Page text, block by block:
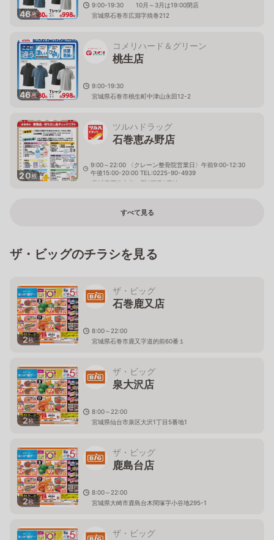
46枚
9:00-19:30 10月～3月は19:00閉店
宮城県石巻市広淵字焼巻212
46枚
コメリハード＆グリーン
桃生店
9:00-19:30
宮城県石巻市桃生町中津山永田12-2
20枚
ツルハドラッグ
石巻恵み野店
9:00～22:00 〈クレーン整骨院営業日〉午前9:00-12:30
午後15:00-20:00 TEL:0225-90-4939
宮城県石巻市恵み野3丁目2番地１４
すべて見る
ザ・ビッグのチラシを見る
2枚
ザ・ビッグ
石巻鹿又店
8:00～22:00
宮城県石巻市鹿又字道的前60番１
2枚
ザ・ビッグ
泉大沢店
8:00～22:00
宮城県仙台市泉区大沢1丁目5番地1
2枚
ザ・ビッグ
鹿島台店
8:00～22:00
宮城県大崎市鹿島台木間塚字小谷地295-1
ザ・ビッグ